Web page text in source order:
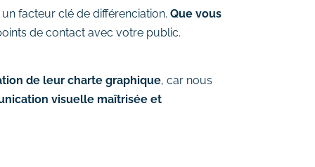
facteur clé de différenciation. Que vous
de contact avec votre public.
de leur charte graphique, car nous
visuelle maîtrisée et